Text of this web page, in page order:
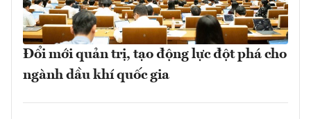
Đổi mới quản trị, tạo động lực đột phá cho
ngành dầu khí quốc gia